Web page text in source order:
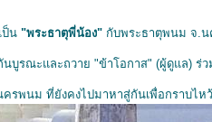
ป็น "พระธาตุพี่น้อง" กับพระธาตุพนม จ.
นบูรณะและถวาย "ข้าโอกาส" (ผู้ดูแล) ร่
นม ที่ยังคงไปมาหาสู่กันเพื่อกราบไห